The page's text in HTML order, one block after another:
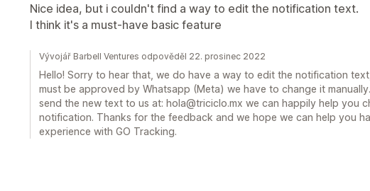
Nice idea, but i couldn't find a way to edit the notification text.
I think it's a must-have basic feature
Vývojář Barbell Ventures odpověděl 22. prosinec 2022
Hello! Sorry to hear that, we do have a way to edit the notification
must be approved by Whatsapp (Meta) we have to change it
send the new text to us at: hola@triciclo.mx we can happily help you
notification. Thanks for the feedback and we hope we can help you
experience with GO Tracking.